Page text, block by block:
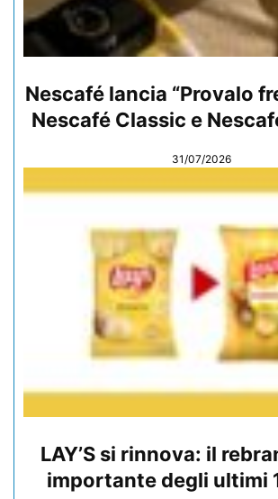
Nescafé lancia “Provalo
Nescafé Classic e
31/07/2026
LAY’S si rinnova: il
importante degli ultimi